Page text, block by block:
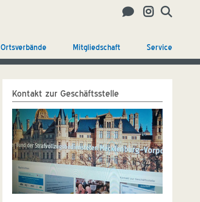
Ortsverbände Mitgliedschaft Service
Kontakt zur Geschäftsstelle